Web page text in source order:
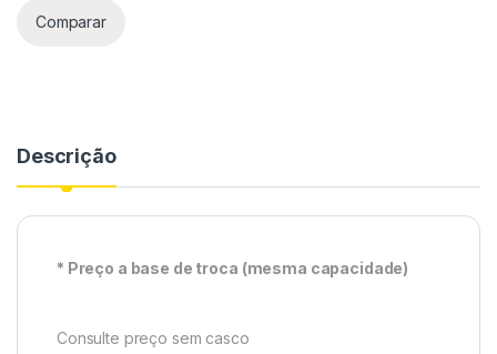
Comparar
Descrição
* Preço a base de troca (mesma capacidade)
Consulte preço sem casco